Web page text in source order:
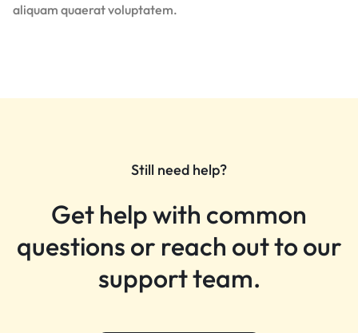
aliquam quaerat voluptatem.
Still need help?
Get help with common
questions or reach out to our
support team.